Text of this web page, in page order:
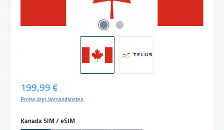
Regulärer Preis:
199,99 €
Preise zzgl. Versandkosten
Kanada SIM / eSIM